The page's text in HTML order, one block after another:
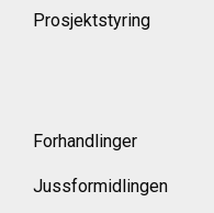
Prosjektstyring
Forhandlinger
Jussformidlingen